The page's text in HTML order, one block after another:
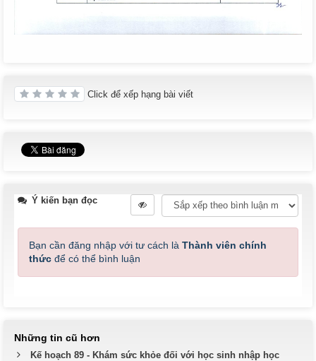
Click để xếp hạng bài viết
Ý kiến bạn đọc
Bạn cần đăng nhập với tư cách là Thành viên chính
thức để có thể bình luận
Những tin cũ hơn
Kế hoạch 89 - Khám sức khỏe đối với học sinh nhập học